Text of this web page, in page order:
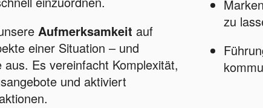
Aufmerksamkeit auf
einer Situation – und
aus. Es vereinfacht Komplexität,
und aktiviert
zu